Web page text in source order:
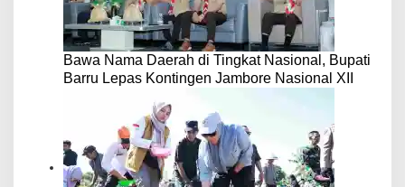
Bawa Nama Daerah di Tingkat Nasional, Bupati
Barru Lepas Kontingen Jambore Nasional XII